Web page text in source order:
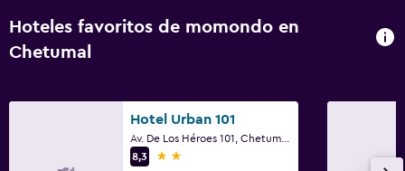
Hoteles favoritos de momondo en
Chetumal
Hotel Urban 101
8,3
2 estrellas